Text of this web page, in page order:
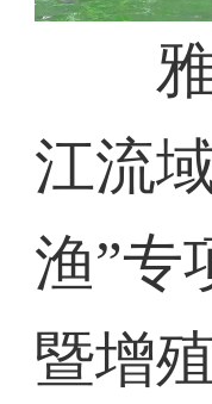
雅
江流
渔”专
暨增